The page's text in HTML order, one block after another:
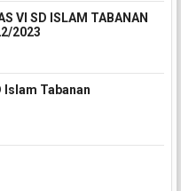
VI SD ISLAM TABANAN
2023
Islam Tabanan